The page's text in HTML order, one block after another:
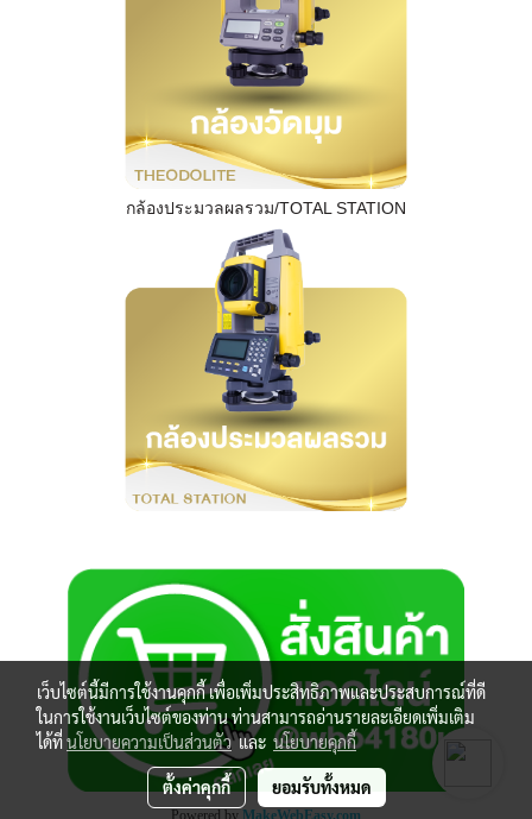
กล้องประมวลผลรวม/TOTAL STATION
Powered by MakeWebEasy.com
เว็บไซต์นี้มีการใช้งานคุกกี้ เพื่อเพิ่มประสิทธิภาพและประสบการณ์ที่ดี
ในการใช้งานเว็บไซต์ของท่าน ท่านสามารถอ่านรายละเอียดเพิ่มเติม
ได้ที่นโยบายความเป็นส่วนตัวและ นโยบายคุกกี้
ตั้งค่าคุกกี้ ยอมรับทั้งหมด